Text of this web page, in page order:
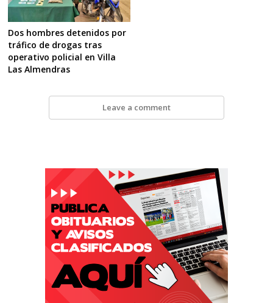
Dos hombres detenidos por
tráfico de drogas tras
operativo policial en Villa
Las Almendras
Leave a comment